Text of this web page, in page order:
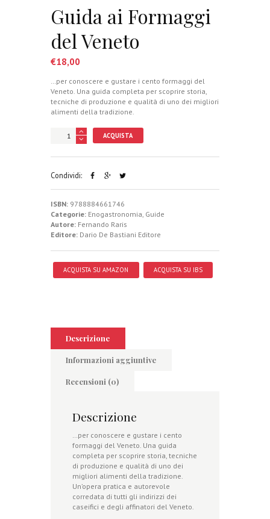
Guida ai Formaggi
del Veneto
€18,00
…per conoscere e gustare i cento formaggi del
Veneto. Una guida completa per scoprire storia,
tecniche di produzione e qualità di uno dei migliori
alimenti della tradizione.
ACQUISTA
Condividi:
ISBN: 9788884661746
Categorie: Enogastronomia, Guide
Autore: Fernando Raris
Editore: Dario De Bastiani Editore
ACQUISTA SU AMAZON ACQUISTA SU IBS
Descrizione
Informazioni aggiuntive
Recensioni (0)
Descrizione
…per conoscere e gustare i cento
formaggi del Veneto. Una guida
completa per scoprire storia, tecniche
di produzione e qualità di uno dei
migliori alimenti della tradizione.
Un’opera pratica e autorevole
corredata di tutti gli indirizzi dei
caseifici e degli affinatori del Veneto.